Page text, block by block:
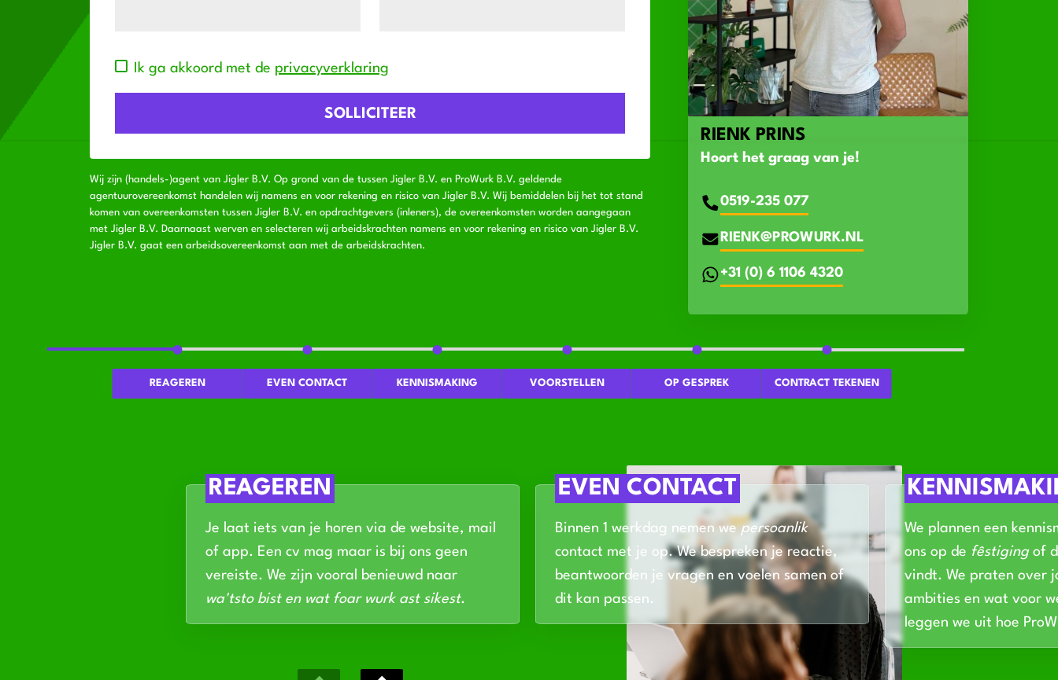
Ik ga akkoord met de privacyverklaring
Wij zijn (handels-)agent van Jigler B.V. Op grond van de tussen Jigler B.V. en ProWurk B.V. geldende
agentuurovereenkomst handelen wij namens en voor rekening en risico van Jigler B.V. Wij bemiddelen bij het tot stand
komen van overeenkomsten tussen Jigler B.V. en opdrachtgevers (inleners), de overeenkomsten worden aangegaan
met Jigler B.V. Daarnaast werven en selecteren wij arbeidskrachten namens en voor rekening en risico van Jigler B.V.
Jigler B.V. gaat een arbeidsovereenkomst aan met de arbeidskrachten.
RIENK PRINS
Hoort het graag van je!
0519-235 077
RIENK@PROWURK.NL
+31 (0) 6 1106 4320
REAGEREN EVEN CONTACT KENNISMAKING VOORSTELLEN OP GESPREK CONTRACT TEKENEN
REAGEREN
Je laat iets van je horen via de website, mail
of app. Een cv mag maar is bij ons geen
vereiste. We zijn vooral benieuwd naar
wa'tsto bist en wat foar wurk ast sikest.
EVEN CONTACT
Binnen 1 werkdag nemen wepersoanlik
contact met je op. We bespreken je reactie,
beantwoorden je vragen en voelen samen of
dit kan passen.
We plannen een
ons op de fêstigingof
vindt. We praten over
ambities en wat voor
leggen we uit hoe